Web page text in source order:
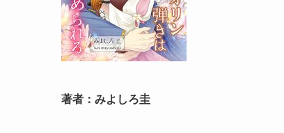
著者：みよしろ圭